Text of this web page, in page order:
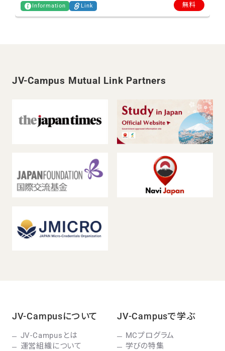
Information Link 無料
JV-Campus Mutual Link Partners
JV-Campusについて
JV-Campusとは
運営組織について
JV-Campusで学ぶ
MCプログラム
学びの特集